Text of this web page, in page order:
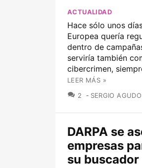
ACTUALIDAD
Hace sólo unos
Europea quería
dentro de
serviría también
cibercrimen,
LEER MÁS »
2
COMENTARIOS
SERGIO AGUDO
DARPA se
empresas
su